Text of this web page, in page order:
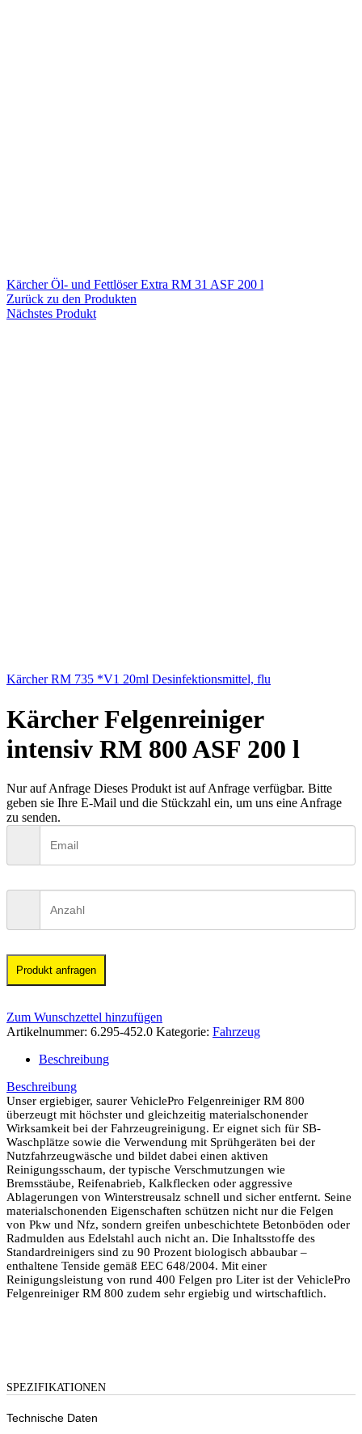
Kärcher Öl- und Fettlöser Extra RM 31 ASF 200 l
Zurück zu den Produkten
Nächstes Produkt
Kärcher RM 735 *V1 20ml Desinfektionsmittel, flu
Kärcher Felgenreiniger
intensiv RM 800 ASF 200 l
Nur auf Anfrage Dieses Produkt ist auf Anfrage verfügbar. Bitte
geben sie Ihre E-Mail und die Stückzahl ein, um uns eine Anfrage
zu senden.
Produkt anfragen
Zum Wunschzettel hinzufügen
Artikelnummer: 6.295-452.0 Kategorie: Fahrzeug
Beschreibung
Beschreibung
Unser ergiebiger, saurer VehiclePro Felgenreiniger RM 800
überzeugt mit höchster und gleichzeitig materialschonender
Wirksamkeit bei der Fahrzeugreinigung. Er eignet sich für SB-
Waschplätze sowie die Verwendung mit Sprühgeräten bei der
Nutzfahrzeugwäsche und bildet dabei einen aktiven
Reinigungsschaum, der typische Verschmutzungen wie
Bremsstäube, Reifenabrieb, Kalkflecken oder aggressive
Ablagerungen von Winterstreusalz schnell und sicher entfernt. Seine
materialschonenden Eigenschaften schützen nicht nur die Felgen
von Pkw und Nfz, sondern greifen unbeschichtete Betonböden oder
Radmulden aus Edelstahl auch nicht an. Die Inhaltsstoffe des
Standardreinigers sind zu 90 Prozent biologisch abbaubar –
enthaltene Tenside gemäß EEC 648/2004. Mit einer
Reinigungsleistung von rund 400 Felgen pro Liter ist der VehiclePro
Felgenreiniger RM 800 zudem sehr ergiebig und wirtschaftlich.
SPEZIFIKATIONEN
Technische Daten